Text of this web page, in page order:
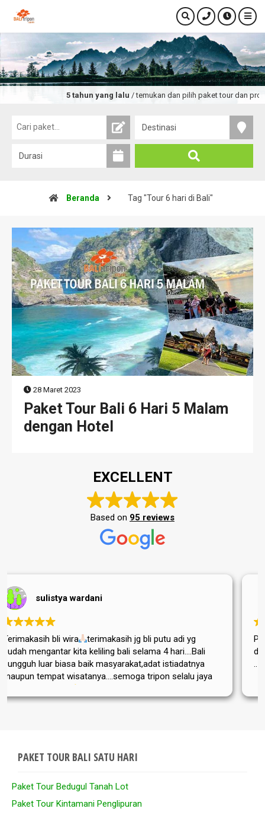
5 tahun yang lalu/ temukan dan pilih paket tour dan promo
Beranda Tag "Tour 6 hari di Bali"
28 Maret 2023
Paket Tour Bali 6 Hari 5 Malam
dengan Hotel
EXCELLENT
Based on 95 reviews
jg bli putu adi yg
selama 4 hari....Bali
istiadatnya
tripon selalu jaya
Pakai aja bali tripon buat tour ke
dech.. dgn guide yg ok..ramah ,
..
Thanks bli wayan ..
PAKET TOUR BALI SATU HARI
Paket Tour Bedugul Tanah Lot
Paket Tour Kintamani Penglipuran